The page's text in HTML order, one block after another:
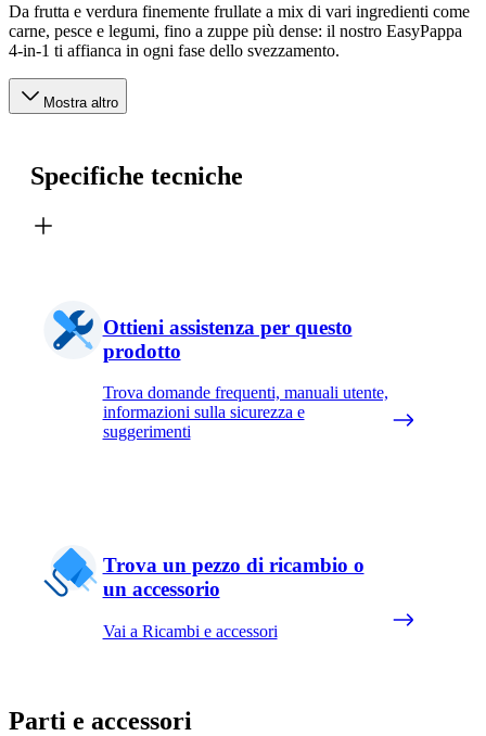
Da frutta e verdura finemente frullate a mix di vari ingredienti come
carne, pesce e legumi, fino a zuppe più dense: il nostro EasyPappa
4-in-1 ti affianca in ogni fase dello svezzamento.
Mostra altro
Specifiche tecniche
Ottieni assistenza per questo
prodotto
Trova domande frequenti, manuali utente,
informazioni sulla sicurezza e
suggerimenti
Trova un pezzo di ricambio o
un accessorio
Vai a Ricambi e accessori
Parti e accessori